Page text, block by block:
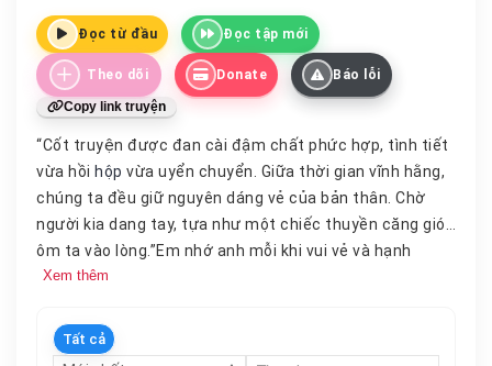
Đọc từ đầu Đọc tập mới
Theo dõi Donate Báo lỗi
Copy link truyện
“Cốt truyện được đan cài đậm chất phức hợp, tình tiết
vừa hồi hộp vừa uyển chuyển. Giữa thời gian vĩnh hằng,
chúng ta đều giữ nguyên dáng vẻ của bản thân. Chờ
người kia dang tay, tựa như một chiếc thuyền căng gió,
ôm ta vào lòng.”Em nhớ anh mỗi khi vui vẻ và hạnh
phúc, bởi anh là người em muốn sẻ chia. Em nhớ anh
lòng em. Em nhớ anh mỗi khi em cười và khóc, bởi em
biết chỉ có anh mới có thể nhân lên nụ cười trên môi và
Xem thêm
Tất cả